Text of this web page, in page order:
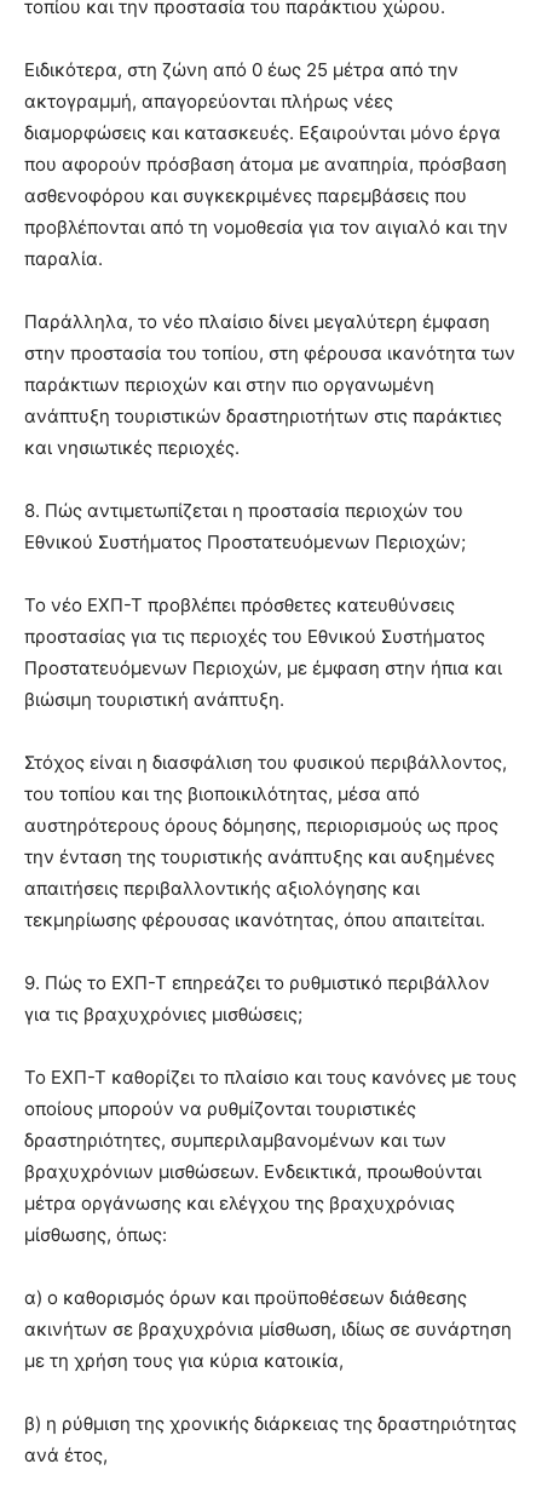
τοπίου και την προστασία του παράκτιου χώρου.
Ειδικότερα, στη ζώνη από 0 έως 25 μέτρα από την
ακτογραμμή, απαγορεύονται πλήρως νέες
διαμορφώσεις και κατασκευές. Εξαιρούνται μόνο έργα
που αφορούν πρόσβαση άτομα με αναπηρία, πρόσβαση
ασθενοφόρου και συγκεκριμένες παρεμβάσεις που
προβλέπονται από τη νομοθεσία για τον αιγιαλό και την
παραλία.
Παράλληλα, το νέο πλαίσιο δίνει μεγαλύτερη έμφαση
στην προστασία του τοπίου, στη φέρουσα ικανότητα των
παράκτιων περιοχών και στην πιο οργανωμένη
ανάπτυξη τουριστικών δραστηριοτήτων στις παράκτιες
και νησιωτικές περιοχές.
8. Πώς αντιμετωπίζεται η προστασία περιοχών του
Εθνικού Συστήματος Προστατευόμενων Περιοχών;
Το νέο ΕΧΠ-Τ προβλέπει πρόσθετες κατευθύνσεις
προστασίας για τις περιοχές του Εθνικού Συστήματος
Προστατευόμενων Περιοχών, με έμφαση στην ήπια και
βιώσιμη τουριστική ανάπτυξη.
Στόχος είναι η διασφάλιση του φυσικού περιβάλλοντος,
του τοπίου και της βιοποικιλότητας, μέσα από
αυστηρότερους όρους δόμησης, περιορισμούς ως προς
την ένταση της τουριστικής ανάπτυξης και αυξημένες
απαιτήσεις περιβαλλοντικής αξιολόγησης και
τεκμηρίωσης φέρουσας ικανότητας, όπου απαιτείται.
9. Πώς το ΕΧΠ-Τ επηρεάζει το ρυθμιστικό περιβάλλον
για τις βραχυχρόνιες μισθώσεις;
Το ΕΧΠ-Τ καθορίζει το πλαίσιο και τους κανόνες με τους
οποίους μπορούν να ρυθμίζονται τουριστικές
δραστηριότητες, συμπεριλαμβανομένων και των
βραχυχρόνιων μισθώσεων. Ενδεικτικά, προωθούνται
μέτρα οργάνωσης και ελέγχου της βραχυχρόνιας
μίσθωσης, όπως:
α) ο καθορισμός όρων και προϋποθέσεων διάθεσης
ακινήτων σε βραχυχρόνια μίσθωση, ιδίως σε συνάρτηση
με τη χρήση τους για κύρια κατοικία,
β) η ρύθμιση της χρονικής διάρκειας της δραστηριότητας
ανά έτος,